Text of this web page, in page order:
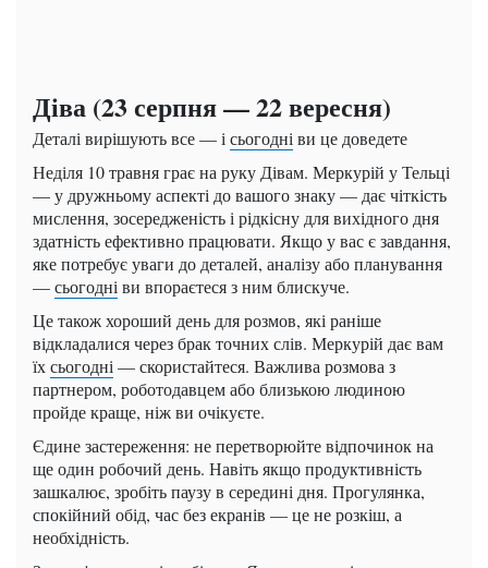
Діва (23 серпня — 22 вересня)
Деталі вирішують все — і сьогодні ви це доведете
Неділя 10 травня грає на руку Дівам. Меркурій у Тельці
— у дружньому аспекті до вашого знаку — дає чіткість
мислення, зосередженість і рідкісну для вихідного дня
здатність ефективно працювати. Якщо у вас є завдання,
яке потребує уваги до деталей, аналізу або планування
—сьогодні ви впораєтеся з ним блискуче.
Це також хороший день для розмов, які раніше
відкладалися через брак точних слів. Меркурій дає вам
їхсьогодні — скористайтеся. Важлива розмова з
партнером, роботодавцем або близькою людиною
пройде краще, ніж ви очікуєте.
Єдине застереження: не перетворюйте відпочинок на
ще один робочий день. Навіть якщо продуктивність
зашкалює, зробіть паузу в середині дня. Прогулянка,
спокійний обід, час без екранів — це не розкіш, а
необхідність.